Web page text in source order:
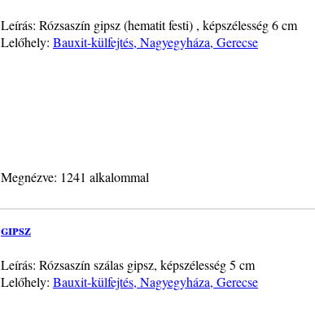
Leírás: Rózsaszín gipsz (hematit festi) , képszélesség 6 cm
Lelőhely: Bauxit-külfejtés, Nagyegyháza, Gerecse
Megnézve: 1241 alkalommal
gipsz
Leírás: Rózsaszín szálas gipsz, képszélesség 5 cm
Lelőhely: Bauxit-külfejtés, Nagyegyháza, Gerecse